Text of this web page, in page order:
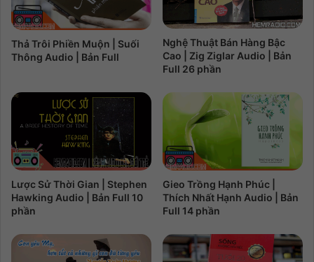
Thả Trôi Phiền Muộn | Suối
Thông Audio | Bản Full
Nghệ Thuật Bán Hàng Bậc
Cao | Zig Ziglar Audio | Bản
Full 26 phần
Lược Sử Thời Gian | Stephen
Hawking Audio | Bản Full 10
phần
Gieo Trồng Hạnh Phúc |
Thích Nhất Hạnh Audio | Bản
Full 14 phần